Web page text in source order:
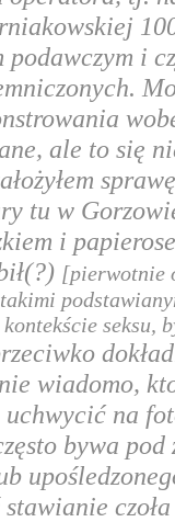
podawczym i
ale to się
tu w
i
[pierwotnie
seksu,
wiadomo,
na
bywa